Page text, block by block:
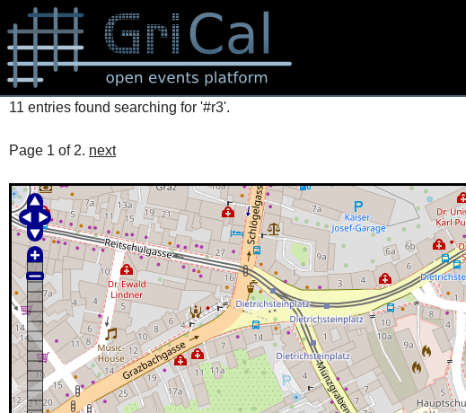
11 entries found searching for '#r3'.
Page 1 of 2. next